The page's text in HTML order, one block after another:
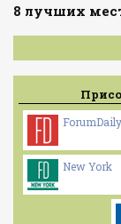
8 лучших
ForumDaily
New York